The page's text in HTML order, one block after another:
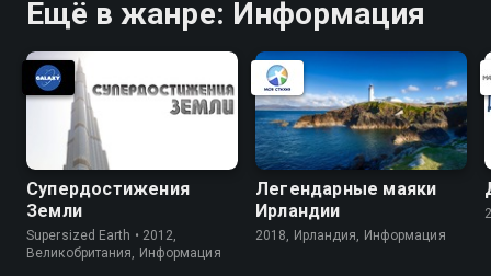
В их задачи входило наблюдение
за экспедицией Бёрда. Зачем
американцам была нужна такая
дорогостоящая операция, что они
хотели найти на "ледовом
континенте" и как борьба за
Антарктиду развивалась дальше?
Ещё в жанре: Информация
Супердостижения
Земли
Supersized Earth • 2012,
Великобритания, Информация
Легендарные маяки
Ирландии
2018, Ирландия, Информация